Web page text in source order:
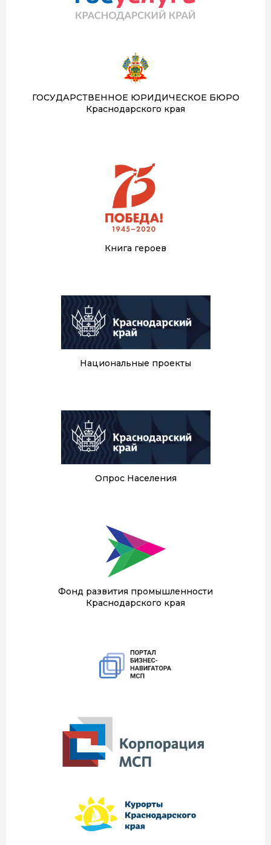
ГОСУДАРСТВЕННОЕ ЮРИДИЧЕСКОЕ БЮРО
Краснодарского края
Книга героев
Национальные проекты
Опрос Населения
Фонд развития промышленности
Краснодарского края